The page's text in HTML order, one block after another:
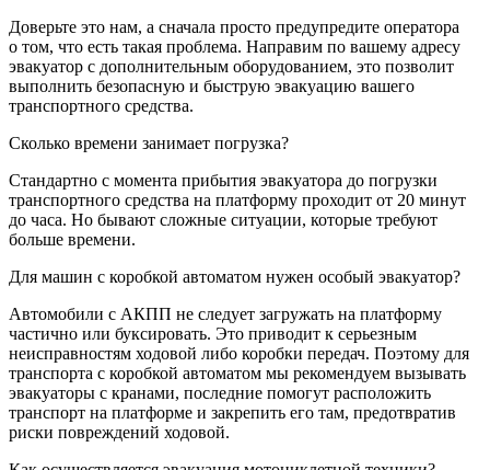
Доверьте это нам, а сначала просто предупредите оператора
о том, что есть такая проблема. Направим по вашему адресу
эвакуатор с дополнительным оборудованием, это позволит
выполнить безопасную и быструю эвакуацию вашего
транспортного средства.
Сколько времени занимает погрузка?
Стандартно с момента прибытия эвакуатора до погрузки
транспортного средства на платформу проходит от 20 минут
до часа. Но бывают сложные ситуации, которые требуют
больше времени.
Для машин с коробкой автоматом нужен особый эвакуатор?
Автомобили с АКПП не следует загружать на платформу
частично или буксировать. Это приводит к серьезным
неисправностям ходовой либо коробки передач. Поэтому для
транспорта с коробкой автоматом мы рекомендуем вызывать
эвакуаторы с кранами, последние помогут расположить
транспорт на платформе и закрепить его там, предотвратив
риски повреждений ходовой.